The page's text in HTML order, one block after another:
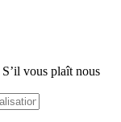
S’il vous plaît nous